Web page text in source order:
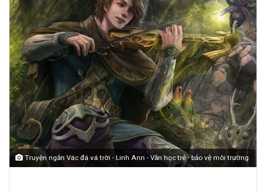
Truyện ngắn Vác đá vá trời - Linh Ann - Văn học trẻ - bảo vệ môi trường